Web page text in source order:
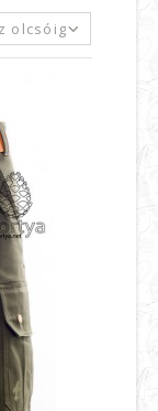
olcsóig